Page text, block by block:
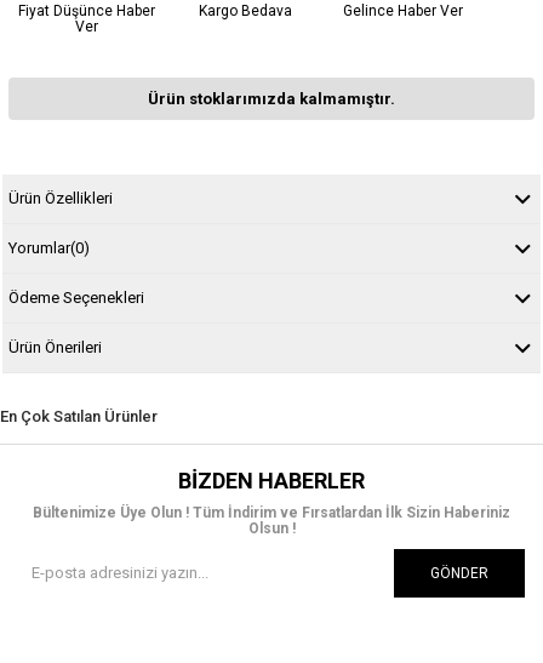
Fiyat Düşünce Haber
Ver
Kargo Bedava Gelince Haber Ver
Ürün stoklarımızda kalmamıştır.
Ürün Özellikleri
Yorumlar(0)
Ödeme Seçenekleri
Ürün Önerileri
En Çok Satılan Ürünler
BIZDEN HABERLER
Bültenimize Üye Olun ! Tüm İndirim ve Fırsatlardan İlk Sizin Haberiniz
Olsun !
GÖNDER